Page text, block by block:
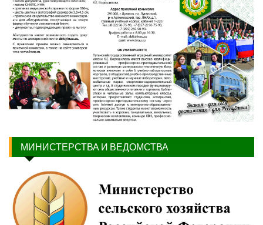
МИНИСТЕРСТВА И ВЕДОМСТВА